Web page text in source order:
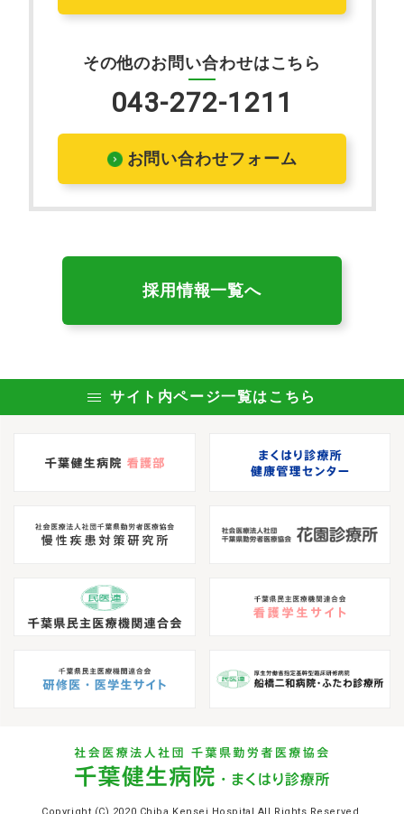
その他のお問い合わせはこちら
043-272-1211
お問い合わせフォーム
採用情報一覧へ
サイト内ページ一覧はこちら